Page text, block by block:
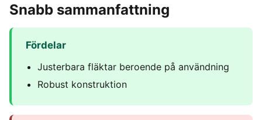
Snabb sammanfattning
Fördelar
Justerbara fläktar beroende på användning
Robust konstruktion